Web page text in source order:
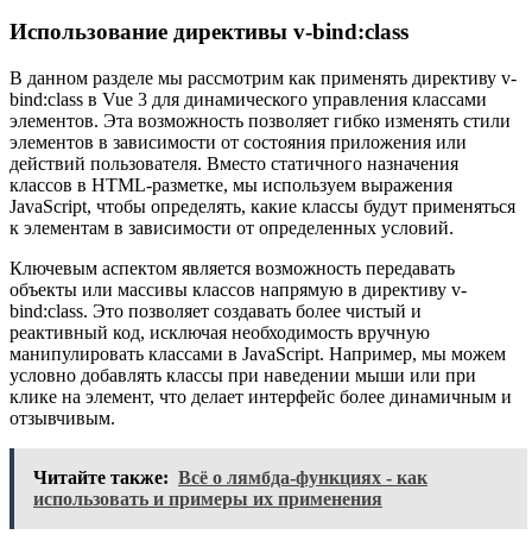
Использование директивы v-bind:class
В данном разделе мы рассмотрим как применять директиву v-
bind:class в Vue 3 для динамического управления классами
элементов. Эта возможность позволяет гибко изменять стили
элементов в зависимости от состояния приложения или
действий пользователя. Вместо статичного назначения
классов в HTML-разметке, мы используем выражения
JavaScript, чтобы определять, какие классы будут применяться
к элементам в зависимости от определенных условий.
Ключевым аспектом является возможность передавать
объекты или массивы классов напрямую в директиву v-
bind:class. Это позволяет создавать более чистый и
реактивный код, исключая необходимость вручную
манипулировать классами в JavaScript. Например, мы можем
условно добавлять классы при наведении мыши или при
клике на элемент, что делает интерфейс более динамичным и
отзывчивым.
Читайте также: Всё о лямбда-функциях - как
использовать и примеры их применения